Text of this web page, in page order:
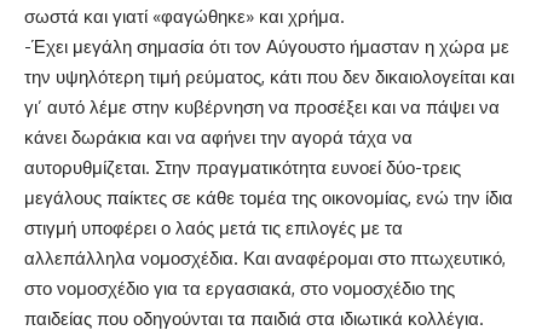
σωστά και γιατί «φαγώθηκε» και χρήμα.
-Έχει μεγάλη σημασία ότι τον Αύγουστο ήμασταν η χώρα με
την υψηλότερη τιμή ρεύματος, κάτι που δεν δικαιολογείται και
γι’ αυτό λέμε στην κυβέρνηση να προσέξει και να πάψει να
κάνει δωράκια και να αφήνει την αγορά τάχα να
αυτορυθμίζεται. Στην πραγματικότητα ευνοεί δύο-τρεις
μεγάλους παίκτες σε κάθε τομέα της οικονομίας, ενώ την ίδια
στιγμή υποφέρει ο λαός μετά τις επιλογές με τα
αλλεπάλληλα νομοσχέδια. Και αναφέρομαι στο πτωχευτικό,
στο νομοσχέδιο για τα εργασιακά, στο νομοσχέδιο της
παιδείας που οδηγούνται τα παιδιά στα ιδιωτικά κολλέγια.